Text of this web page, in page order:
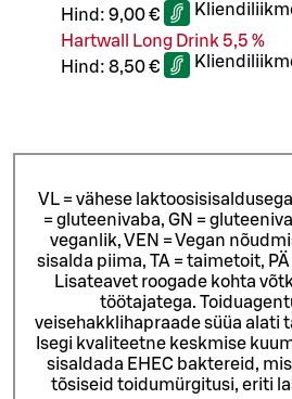
Hind: 9,00 €
Hartwall Long Drink 5,5 %
Hind: 8,50 €
VL = vähese
= gluteenivaba, GN =
veganlik, VEN = Vegan
sisalda piima, TA = taimetoit,
Lisateavet roogade kohta
töötajatega.
veisehakklihapraade süüa alati
Isegi kvaliteetne keskmise
sisaldada EHEC baktereid,
tõsiseid toidumürgitusi, eriti